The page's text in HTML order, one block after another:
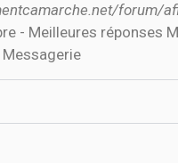
forum/
- Meilleures réponses